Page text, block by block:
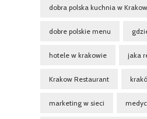
dobra polska kuchnia w
dobre polskie menu
hotele w krakowie jaka
Krakow Restaurant
marketing w sieci